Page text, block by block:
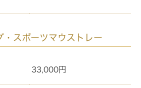
・スポーツマウストレー
33,000円